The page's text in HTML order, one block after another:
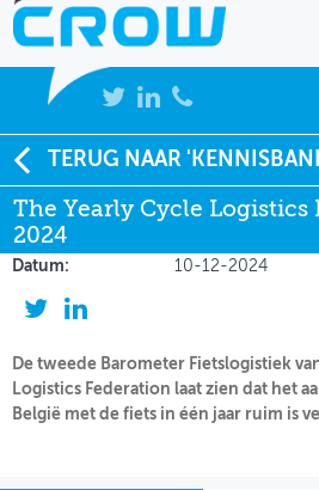
NIEUWS
BIJEENKOMSTEN
KENNISBANK
ADRESSENBOEK
OVER FIETSBERAAD
THEMASITES
TERUG NAAR
The Yearly Cycle Logistics
2024
Soort:
Auteur:
Belgian Cycle
Datum:
10-12-2024
De tweede Barometer Fietslogistiek
Logistics Federation laat zien dat het
België met de fiets in één jaar ruim is